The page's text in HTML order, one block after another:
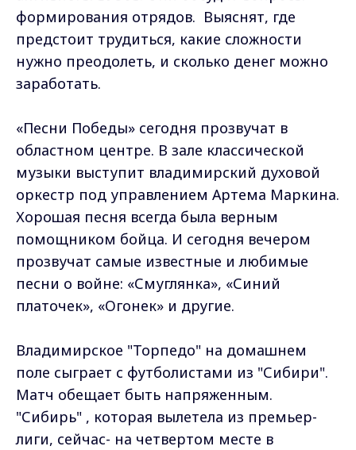
формирования отрядов. Выяснят, где
предстоит трудиться, какие сложности
нужно преодолеть, и сколько денег можно
заработать.
«Песни Победы» сегодня прозвучат в
областном центре. В зале классической
музыки выступит владимирский духовой
оркестр под управлением Артема Маркина.
Хорошая песня всегда была верным
помощником бойца. И сегодня вечером
прозвучат самые известные и любимые
песни о войне: «Смуглянка», «Синий
платочек», «Огонек» и другие.
Владимирское "Торпедо" на домашнем
поле сыграет с футболистами из "Сибири".
Матч обещает быть напряженным.
"Сибирь" , которая вылетела из премьер-
лиги, сейчас- на четвертом месте в